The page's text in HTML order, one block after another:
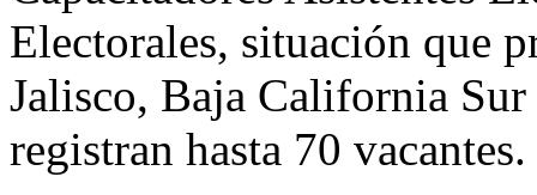
Electorales, situación que
Jalisco, Baja California
registran hasta 70 vacantes.